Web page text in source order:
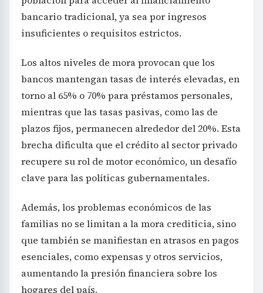
bancario tradicional, ya sea por ingresos
insuficientes o requisitos estrictos.
Los altos niveles de mora provocan que los
bancos mantengan tasas de interés elevadas, en
torno al 65% o 70% para préstamos personales,
mientras que las tasas pasivas, como las de
plazos fijos, permanecen alrededor del 20%. Esta
brecha dificulta que el crédito al sector privado
recupere su rol de motor económico, un desafío
clave para las políticas gubernamentales.
Además, los problemas económicos de las
familias no se limitan a la mora crediticia, sino
que también se manifiestan en atrasos en pagos
esenciales, como expensas y otros servicios,
aumentando la presión financiera sobre los
hogares del país.